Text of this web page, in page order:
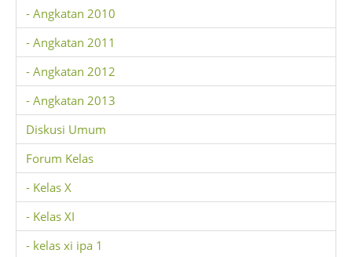
- Angkatan 2010
- Angkatan 2011
- Angkatan 2012
- Angkatan 2013
Diskusi Umum
Forum Kelas
- Kelas X
- Kelas XI
- kelas xi ipa 1